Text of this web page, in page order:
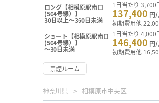
ロング【相模原駅南口
(504号線）】
30日以上～360日未満
1日当たり 3,700
137,400 円/
初期費用他
ショート【相模原駅南口
(504号線）】
～30日未満
1日当たり 4,000
146,400 円/
初期費用他
禁煙ルーム
神奈川県 相模原市中央区